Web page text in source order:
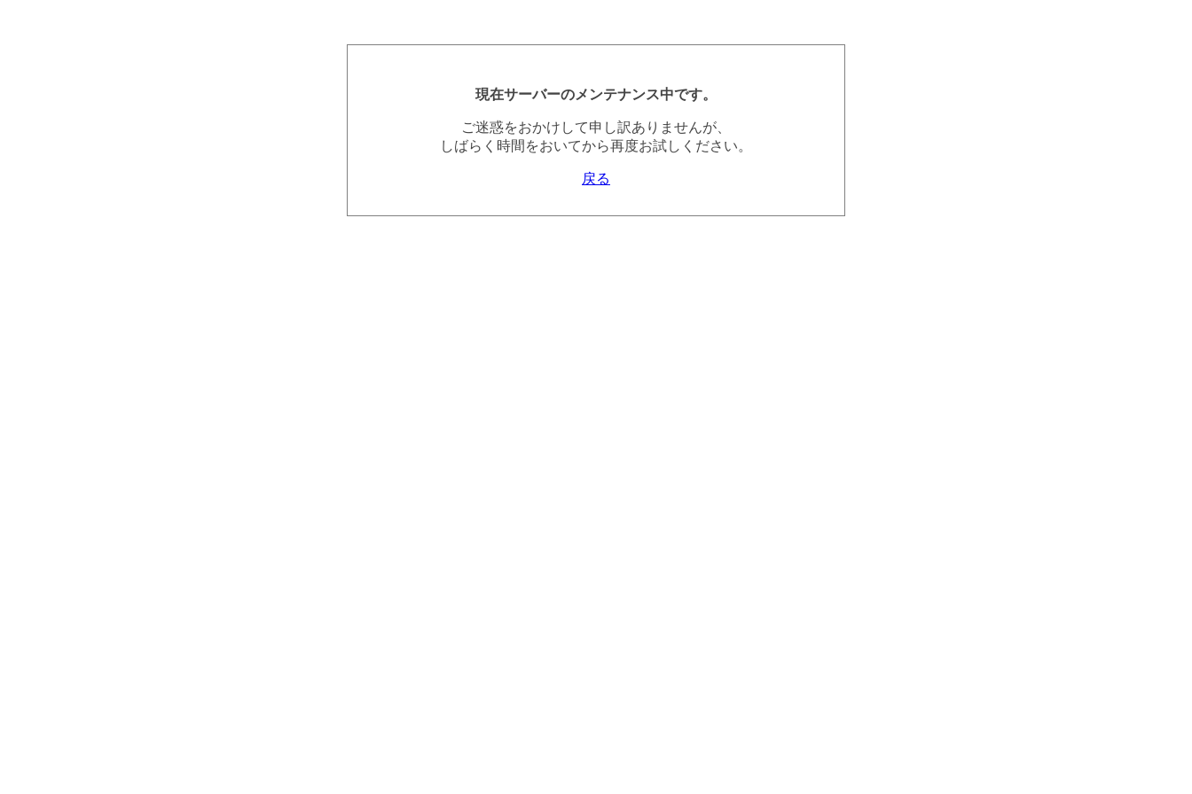
現在サーバーのメンテナンス中です。
ご迷惑をおかけして申し訳ありませんが、
しばらく時間をおいてから再度お試しください。
戻る